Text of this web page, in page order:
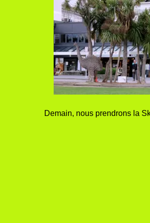
Demain, nous prendrons la